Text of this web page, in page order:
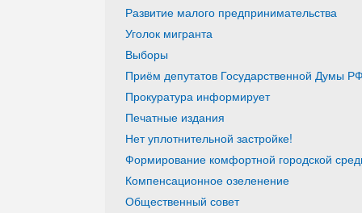
Развитие малого предпринимательства
Уголок мигранта
Выборы
Приём депутатов Государственной Думы
Прокуратура информирует
Печатные издания
Нет уплотнительной застройке!
Формирование комфортной городской
Компенсационное озеленение
Общественный совет